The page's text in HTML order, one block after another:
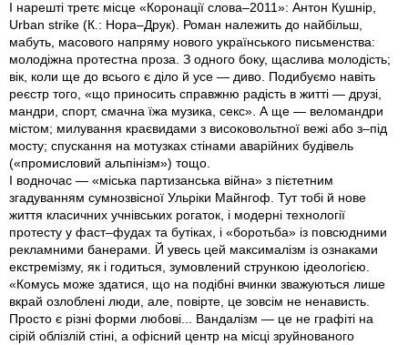
І нарешті третє місце «Коронації слова–2011»: Антон Кушнір,
Urban strike (К.: Нора–Друк). Роман належить до найбільш,
мабуть, масового напряму нового українського письменства:
молодіжна протестна проза. З одного боку, щаслива молодість;
вік, коли ще до всього є діло й усе — диво. Подибуємо навіть
реєстр того, «що приносить справжню радість в житті — друзі,
мандри, спорт, смачна їжа музика, секс». А ще — веломандри
містом; милування краєвидами з високовольтної вежі або з–під
мосту; спускання на мотузках стінами аварійних будівель
(«промисловий альпінізм») тощо.
І водночас — «міська партизанська війна» з пієтетним
згадуванням сумнозвісної Ульріки Майнгоф. Тут тобі й нове
життя класичних учнівських рогаток, і модерні технології
протесту у фаст–фудах та бутіках, і «боротьба» із повсюдними
рекламними банерами. Й увесь цей максималізм із ознаками
екстремізму, як і годиться, зумовлений стрункою ідеологією.
«Комусь може здатися, що на подібні вчинки зважуються лише
вкрай озлоблені люди, але, повірте, це зовсім не ненависть.
Просто є різні форми любові... Вандалізм — це не графіті на
сірій облізлій стіні, а офісний центр на місці зруйнованого